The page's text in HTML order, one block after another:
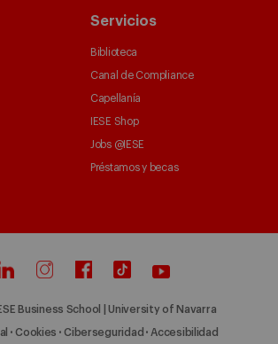
Servicios
Biblioteca
Canal de Compliance
Capellanía
IESE Shop
Jobs @IESE
Préstamos y becas
Business School | University of Navarra
Cookies Ciberseguridad Accesibilidad